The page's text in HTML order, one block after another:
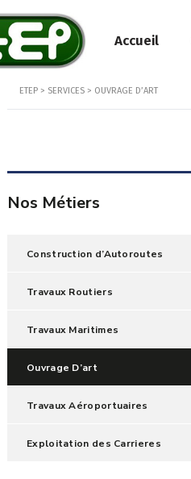
Accueil
ETEP > SERVICES > OUVRAGE D’ART
Nos Métiers
Construction d’Autoroutes
Travaux Routiers
Travaux Maritimes
Ouvrage D’art
Travaux Aéroportuaires
Exploitation des Carrieres